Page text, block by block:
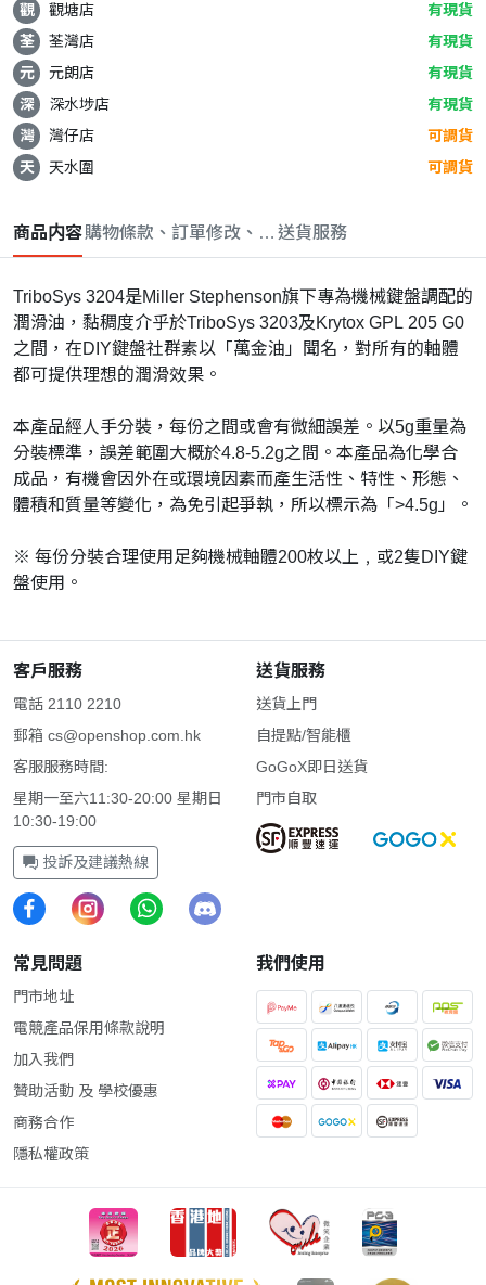
觀
觀塘店
有現貨
荃
荃灣店
有現貨
元
元朗店
有現貨
深
深水埗店
有現貨
灣
灣仔店
可調貨
天
天水圍 可調貨
商品内容購物條款、訂單修改、取消與退款政策
送貨服務
TriboSys 3204是Miller Stephenson旗下專為機械鍵盤調配的
潤滑油，黏稠度介乎於TriboSys 3203及Krytox GPL 205 G0
之間，在DIY鍵盤社群素以「萬金油」聞名，對所有的軸體
都可提供理想的潤滑效果。
本產品經人手分裝，每份之間或會有微細誤差。以5g重量為
分裝標準，誤差範圍大概於4.8-5.2g之間。本產品為化學合
成品，有機會因外在或環境因素而產生活性、特性、形態、
體積和質量等變化，為免引起爭執，所以標示為「>4.5g」。
※ 每份分裝合理使用足夠機械軸體200枚以上﹐或2隻DIY鍵
盤使用。
客戶服務
電話 2110 2210
郵箱 cs@openshop.com.hk
客服服務時間:
星期一至六11:30-20:00 星期日
10:30-19:00
投訴及建議熱線
送貨服務
送貨上門
自提點/智能櫃
GoGoX即日送貨
門市自取
常見問題
門市地址
電競產品保用條款說明
加入我們
贊助活動 及 學校優惠
商務合作
隱私權政策
我們使用